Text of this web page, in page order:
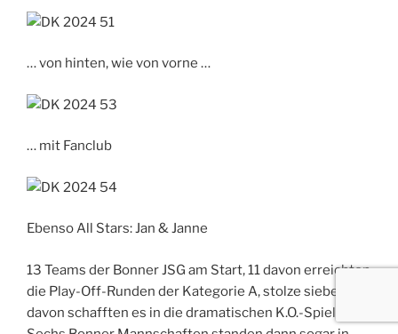
… von hinten, wie von vorne …
… mit Fanclub
Ebenso All Stars: Jan & Janne
13 Teams der Bonner JSG am Start, 11 davon erreichten
die Play-Off-Runden der Kategorie A, stolze sieben
davon schafften es in die dramatischen K.O.-Spiele.